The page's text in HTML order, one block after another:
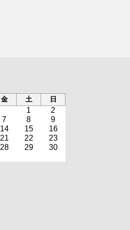
金 土 日
1
2
7 8
9
14 15
16
21 22
23
28 29
30